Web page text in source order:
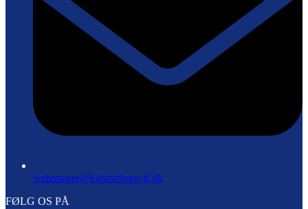
webmaster@kalundborg-if.dk
FØLG OS PÅ